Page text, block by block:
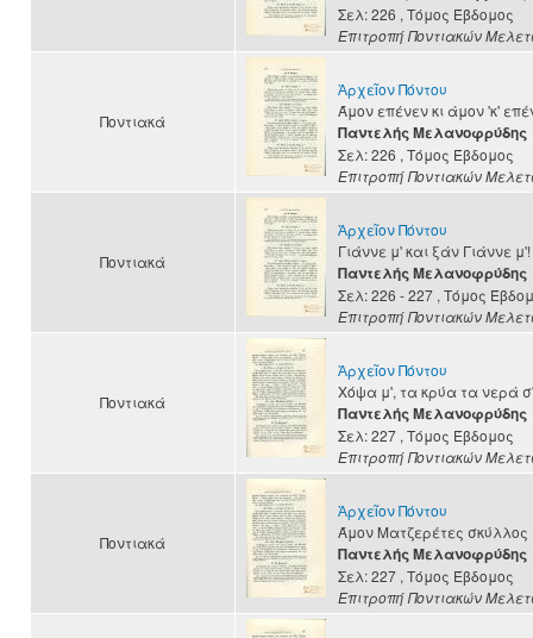
Σελ: 226 , Τόμος Έβδομος
Επιτροπή Ποντιακών
Ποντιακά
Ἀρχεῖον Πόντου
Άμον επένεν κι άμον 'κ'
Παντελής Μελανοφρύδης
Σελ: 226 , Τόμος Έβδομος
Επιτροπή Ποντιακών
Ποντιακά
Ἀρχεῖον Πόντου
Γιάννε μ' και ξάν Γιάννε μ'!
Παντελής Μελανοφρύδης
Σελ: 226 - 227 , Τόμος
Επιτροπή Ποντιακών
Ποντιακά
Ἀρχεῖον Πόντου
Χόψα μ', τα κρύα τα νερά
Παντελής Μελανοφρύδης
Σελ: 227 , Τόμος Έβδομος
Επιτροπή Ποντιακών
Ποντιακά
Ἀρχεῖον Πόντου
Άμον Ματζερέτες σκύλλος
Παντελής Μελανοφρύδης
Σελ: 227 , Τόμος Έβδομος
Επιτροπή Ποντιακών